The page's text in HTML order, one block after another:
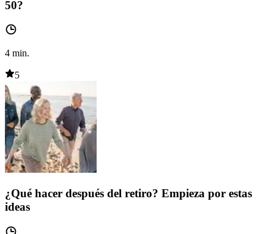
50?
4 min.
5
¿Qué hacer después del retiro? Empieza por estas
ideas